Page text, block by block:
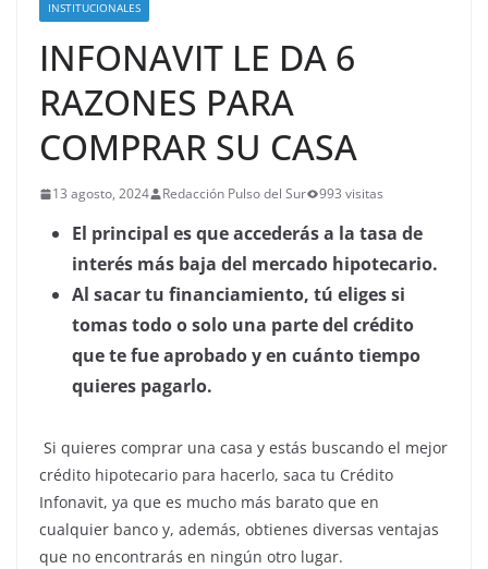
INSTITUCIONALES
INFONAVIT LE DA 6
RAZONES PARA
COMPRAR SU CASA
13 agosto, 2024 Redacción Pulso del Sur 993 visitas
El principal es que accederás a la tasa de
interés más baja del mercado hipotecario.
Al sacar tu financiamiento, tú eliges si
tomas todo o solo una parte del crédito
que te fue aprobado y en cuánto tiempo
quieres pagarlo.
Si quieres comprar una casa y estás buscando el mejor
crédito hipotecario para hacerlo, saca tu Crédito
Infonavit, ya que es mucho más barato que en
cualquier banco y, además, obtienes diversas ventajas
que no encontrarás en ningún otro lugar.